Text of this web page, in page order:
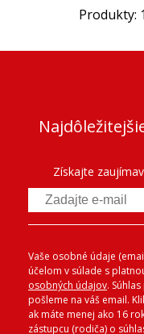
Produkty: 1
Získajte
Vaše osobné údaje
účelom v súlade s
osobných údajov.
pošleme na váš email.
ak máte menej ako 16
zástupcu (rodiča) o